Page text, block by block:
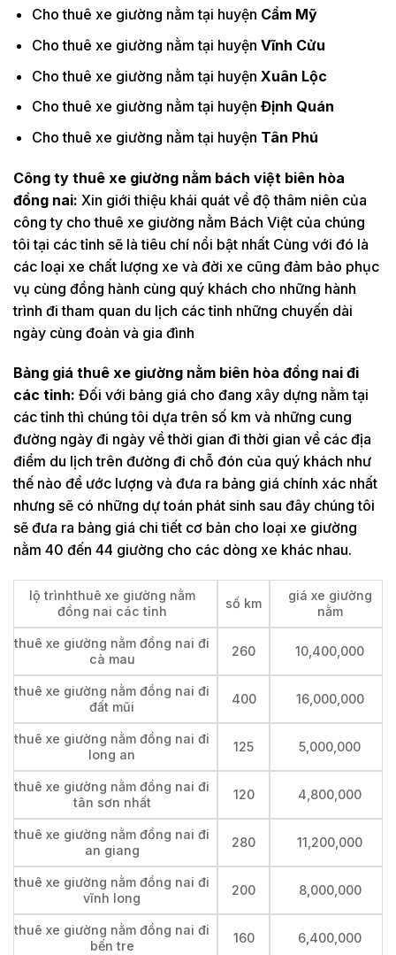
Cho thuê xe giường nằm tại huyện Cẩm Mỹ
Cho thuê xe giường nằm tại huyện Vĩnh Cửu
Cho thuê xe giường nằm tại huyện Xuân Lộc
Cho thuê xe giường nằm tại huyện Định Quán
Cho thuê xe giường nằm tại huyện Tân Phú
Công ty thuê xe giường nằm bách việt biên hòa
đồng nai: Xin giới thiệu khái quát về độ thâm niên của
công ty cho thuê xe giường nằm Bách Việt của chúng
tôi tại các tỉnh sẽ là tiêu chí nổi bật nhất Cùng với đó là
các loại xe chất lượng xe và đời xe cũng đảm bảo phục
vụ cùng đồng hành cùng quý khách cho những hành
trình đi tham quan du lịch các tỉnh những chuyến dài
ngày cùng đoàn và gia đình
Bảng giá thuê xe giường nằm biên hòa đồng nai đi
các tỉnh: Đối với bảng giá cho đang xây dựng nằm tại
các tỉnh thì chúng tôi dựa trên số km và những cung
đường ngày đi ngày về thời gian đi thời gian về các địa
điểm du lịch trên đường đi chỗ đón của quý khách như
thế nào để ước lượng và đưa ra bảng giá chính xác nhất
nhưng sẽ có những dự toán phát sinh sau đây chúng tôi
sẽ đưa ra bảng giá chi tiết cơ bản cho loại xe giường
nằm 40 đến 44 giường cho các dòng xe khác nhau.
lộ trìnhthuê xe giường nằm
đồng nai các tỉnh
số km
giá xe giường
nằm
thuê xe giường nằm đồng nai đi
cà mau
260 10,400,000
thuê xe giường nằm đồng nai đi
đất mũi
400 16,000,000
thuê xe giường nằm đồng nai đi
long an
125 5,000,000
thuê xe giường nằm đồng nai đi
tân sơn nhất
120 4,800,000
thuê xe giường nằm đồng nai đi
an giang
280 11,200,000
thuê xe giường nằm đồng nai đi
vĩnh long
200 8,000,000
thuê xe giường nằm đồng nai đi
bến tre
160 6,400,000